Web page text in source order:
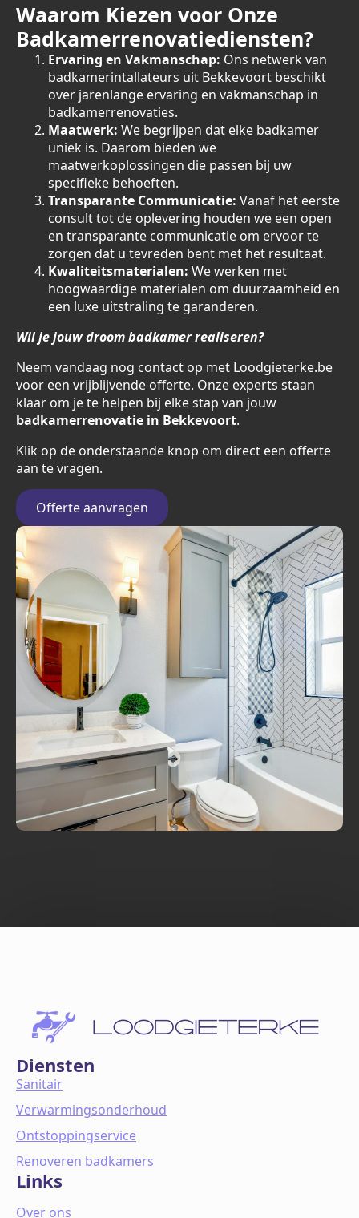
Waarom Kiezen voor Onze
Badkamerrenovatiediensten?
Ervaring en Vakmanschap: Ons netwerk van
badkamerintallateurs uit Bekkevoort beschikt
over jarenlange ervaring en vakmanschap in
badkamerrenovaties.
Maatwerk: We begrijpen dat elke badkamer
uniek is. Daarom bieden we
maatwerkoplossingen die passen bij uw
specifieke behoeften.
Transparante Communicatie: Vanaf het eerste
consult tot de oplevering houden we een open
en transparante communicatie om ervoor te
zorgen dat u tevreden bent met het resultaat.
Kwaliteitsmaterialen: We werken met
hoogwaardige materialen om duurzaamheid en
een luxe uitstraling te garanderen.
Wil je jouw droom badkamer realiseren?
Neem vandaag nog contact op met Loodgieterke.be
voor een vrijblijvende offerte. Onze experts staan
klaar om je te helpen bij elke stap van jouw
badkamerrenovatie in Bekkevoort.
Klik op de onderstaande knop om direct een offerte
aan te vragen.
Offerte aanvragen
Diensten
Sanitair
Verwarmingsonderhoud
Ontstoppingservice
Renoveren badkamers
Links
Over ons